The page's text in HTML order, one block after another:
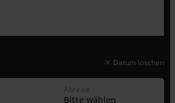
exklusive Zusatzleistungen. Es ist nicht
Datum löschen